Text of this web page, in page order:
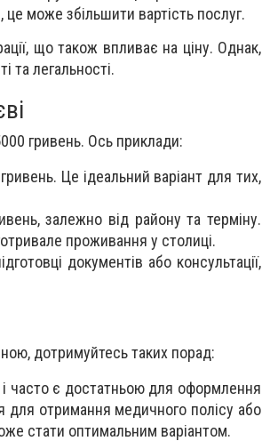
може збільшити вартість послуг.
що також впливає на ціну. Однак,
та легальності.
гривень. Ось приклади:
Це ідеальний варіант для тих,
залежно від району та терміну.
проживання у столиці.
документів або консультації,
дотримуйтесь таких порад:
часто є достатньою для оформлення
для отримання медичного полісу або
стати оптимальним варіантом.